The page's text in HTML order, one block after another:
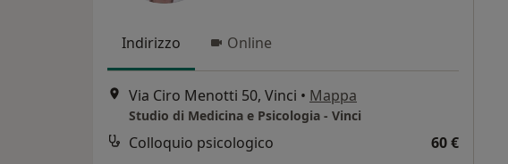
Indirizzo Online
Via Ciro Menotti 50, Vinci • Mappa
Studio di Medicina e Psicologia - Vinci
Colloquio psicologico 60 €